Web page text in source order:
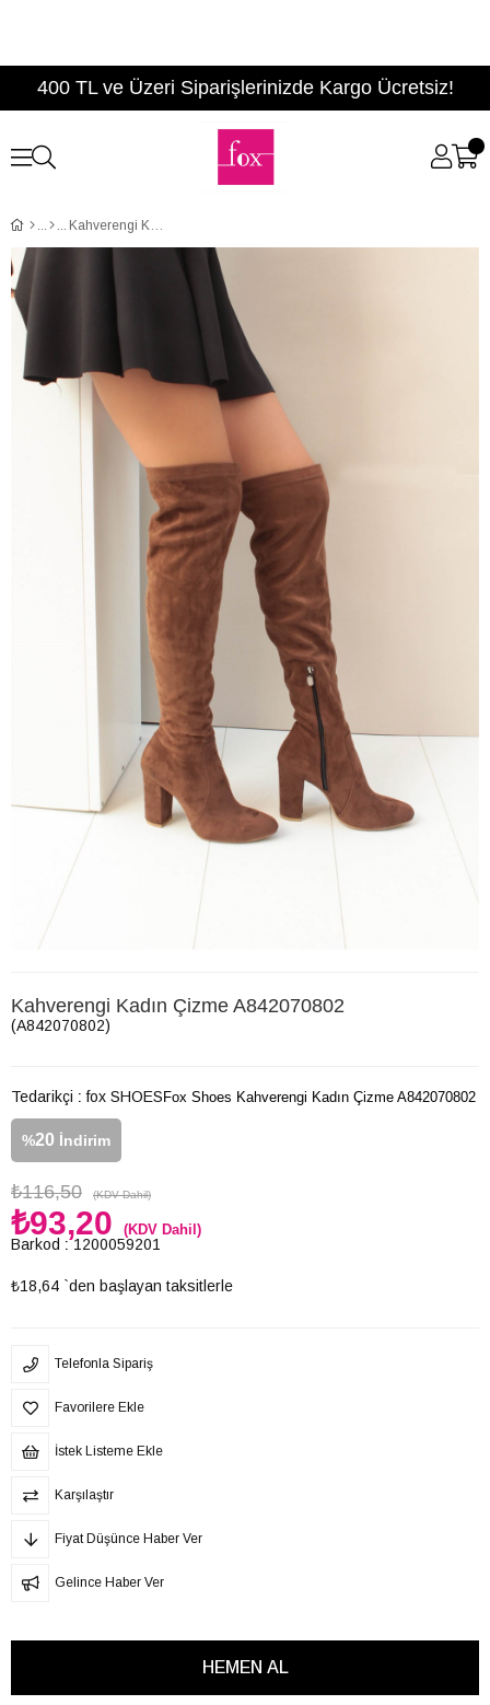
400 TL ve Üzeri Siparişlerinizde Kargo Ücretsiz!
Kahverengi Kadın Çizme A842070802
Kahverengi Kadın Çizme A842070802
(A842070802)
Tedarikçi : fox SHOES
%20 İndirim
₺116,50 (KDV Dahil)
₺93,20 (KDV Dahil)
Barkod : 1200059201
₺18,64 `den başlayan taksitlerle
Fox Shoes Kahverengi Kadın Çizme A842070802
Telefonla Sipariş
Favorilere Ekle
İstek Listeme Ekle
Karşılaştır
Fiyat Düşünce Haber Ver
Gelince Haber Ver